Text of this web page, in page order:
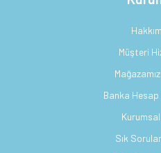
Müşteri
Banka Hesap
Sık